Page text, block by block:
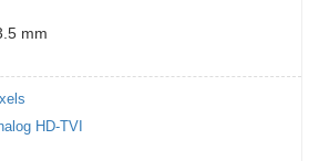
mm
HD-TVI